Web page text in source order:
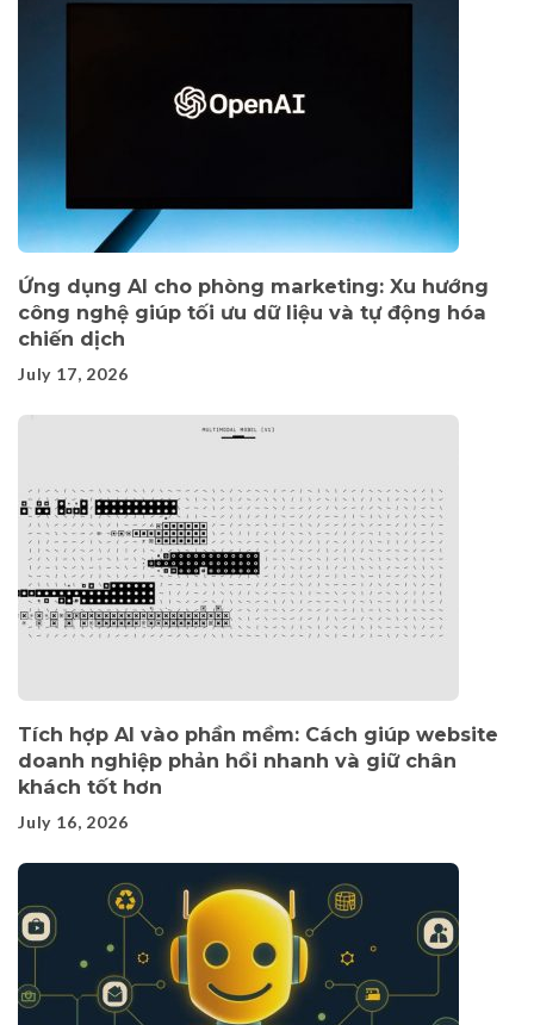
Ứng dụng AI cho phòng marketing: Xu hướng
công nghệ giúp tối ưu dữ liệu và tự động hóa
chiến dịch
July 17, 2026
Tích hợp AI vào phần mềm: Cách giúp website
doanh nghiệp phản hồi nhanh và giữ chân
khách tốt hơn
July 16, 2026